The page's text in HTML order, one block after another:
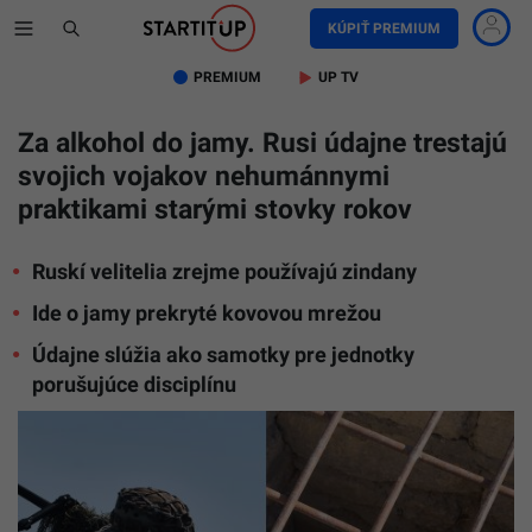
KÚPIŤ PREMIUM
PREMIUM UP TV
Za alkohol do jamy. Rusi údajne trestajú
svojich vojakov nehumánnymi
praktikami starými stovky rokov
Ruskí velitelia zrejme používajú zindany
Ide o jamy prekryté kovovou mrežou
Údajne slúžia ako samotky pre jednotky
porušujúce disciplínu
TASR/AP,